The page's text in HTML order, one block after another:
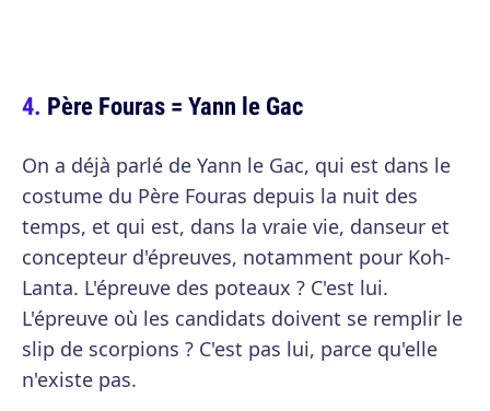
Père Fouras = Yann le Gac
On a déjà parlé de Yann le Gac, qui est dans le
costume du Père Fouras depuis la nuit des
temps, et qui est, dans la vraie vie, danseur et
concepteur d'épreuves, notamment pour Koh-
Lanta. L'épreuve des poteaux ? C'est lui.
L'épreuve où les candidats doivent se remplir le
slip de scorpions ? C'est pas lui, parce qu'elle
n'existe pas.